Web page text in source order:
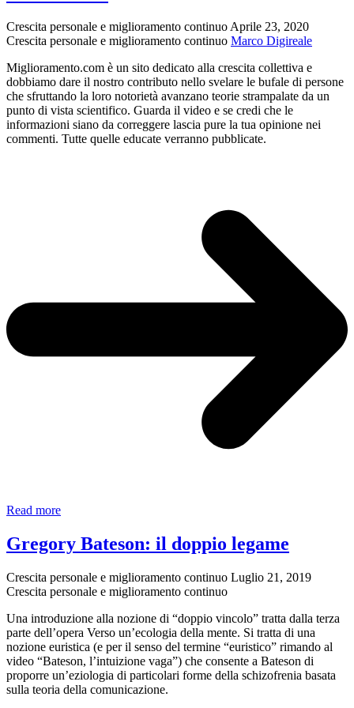
Crescita personale e miglioramento continuoAprile 23, 2020
Crescita personale e miglioramento continuo Marco Digireale
Miglioramento.com è un sito dedicato alla crescita collettiva e
dobbiamo dare il nostro contributo nello svelare le bufale di persone
che sfruttando la loro notorietà avanzano teorie strampalate da un
punto di vista scientifico. Guarda il video e se credi che le
informazioni siano da correggere lascia pure la tua opinione nei
commenti. Tutte quelle educate verranno pubblicate.
Read moreLuc
il
Dr.
e
il
Gregory Bateson: il doppio legame
Crescita personale e miglioramento continuo Luglio 21, 2019
Crescita personale e miglioramento continuo
Una introduzione alla nozione di “doppio vincolo” tratta dalla terza
parte dell’opera Verso un’ecologia della mente. Si tratta di una
nozione euristica (e per il senso del termine “euristico” rimando al
video “Bateson, l’intuizione vaga”) che consente a Bateson di
proporre un’eziologia di particolari forme della schizofrenia basata
sulla teoria della comunicazione.